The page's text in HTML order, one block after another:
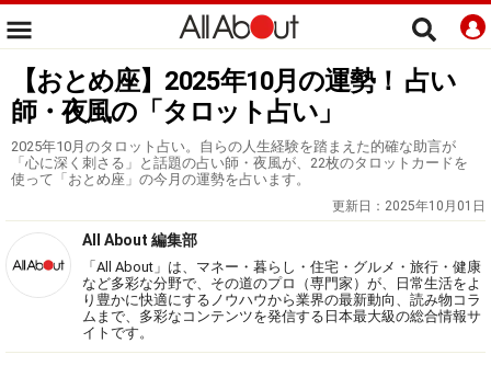
【おとめ座】2025年10月の運勢！ 占い
師・夜風の「タロット占い」
2025年10月のタロット占い。自らの人生経験を踏まえた的確な助言が
「心に深く刺さる」と話題の占い師・夜風が、22枚のタロットカードを
使って「おとめ座」の今月の運勢を占います。
更新日： 2025年10月01日
All About 編集部
「All About」は、マネー・暮らし・住宅・グルメ・旅行・健康
など多彩な分野で、その道のプロ（専門家）が、日常生活をよ
り豊かに快適にするノウハウから業界の最新動向、読み物コラ
ムまで、多彩なコンテンツを発信する日本最大級の総合情報サ
イトです。